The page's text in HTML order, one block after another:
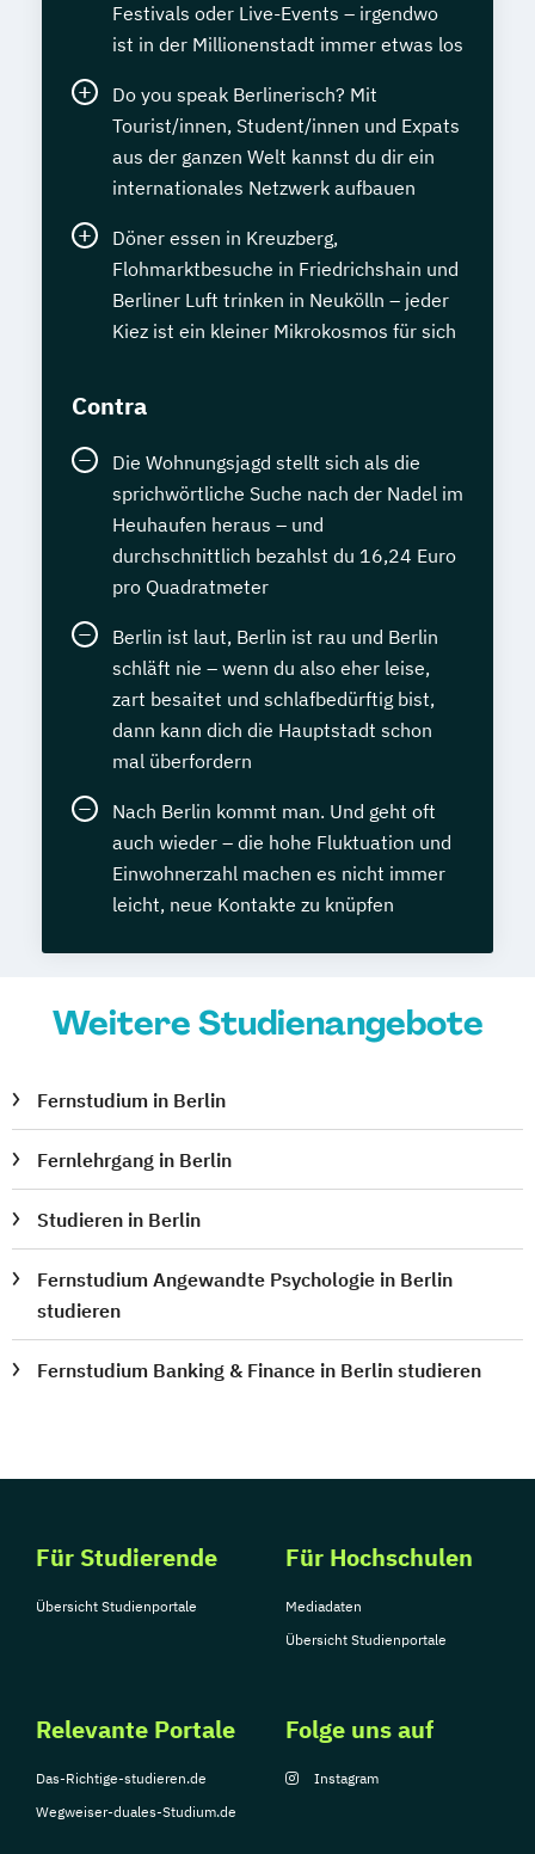
Festivals oder Live-Events – irgendwo
ist in der Millionenstadt immer etwas los
Do you speak Berlinerisch? Mit
Tourist/innen, Student/innen und Expats
aus der ganzen Welt kannst du dir ein
internationales Netzwerk aufbauen
Döner essen in Kreuzberg,
Flohmarktbesuche in Friedrichshain und
Berliner Luft trinken in Neukölln – jeder
Kiez ist ein kleiner Mikrokosmos für sich
Contra
Die Wohnungsjagd stellt sich als die
sprichwörtliche Suche nach der Nadel im
Heuhaufen heraus – und
durchschnittlich bezahlst du 16,24 Euro
pro Quadratmeter
Berlin ist laut, Berlin ist rau und Berlin
schläft nie – wenn du also eher leise,
zart besaitet und schlafbedürftig bist,
dann kann dich die Hauptstadt schon
mal überfordern
Nach Berlin kommt man. Und geht oft
auch wieder – die hohe Fluktuation und
Einwohnerzahl machen es nicht immer
leicht, neue Kontakte zu knüpfen
Weitere Studienangebote
Fernstudium in Berlin
Fernlehrgang in Berlin
Studieren in Berlin
Fernstudium Angewandte Psychologie in Berlin
studieren
Fernstudium Banking & Finance in Berlin studieren
Für Studierende
Übersicht Studienportale
Für Hochschulen
Mediadaten
Übersicht Studienportale
Relevante Portale
Das-Richtige-studieren.de
Wegweiser-duales-Studium.de
Folge uns auf
Instagram